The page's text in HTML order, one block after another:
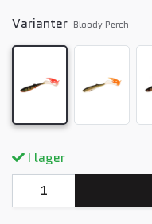
Varianter Bloody Perch
I lager